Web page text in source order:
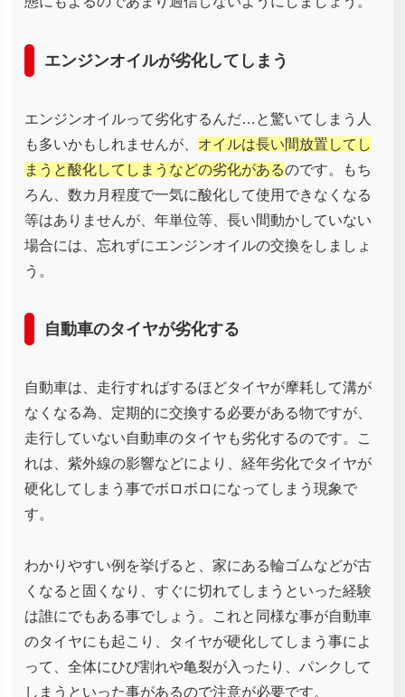
エンジンオイルが劣化してしまう
エンジンオイルって劣化するんだ…と驚いてしまう人
も多いかもしれませんが、 オイルは長い間放置してし
まうと酸化してしまうなどの劣化があるのです。もち
ろん、数カ月程度で一気に酸化して使用できなくなる
等はありませんが、年単位等、長い間動かしていない
場合には、忘れずにエンジンオイルの交換をしましょ
う。
自動車のタイヤが劣化する
自動車は、走行すればするほどタイヤが摩耗して溝が
なくなる為、定期的に交換する必要がある物ですが、
走行していない自動車のタイヤも劣化するのです。こ
れは、紫外線の影響などにより、経年劣化でタイヤが
硬化してしまう事でボロボロになってしまう現象で
す。
わかりやすい例を挙げると、家にある輪ゴムなどが古
くなると固くなり、すぐに切れてしまうといった経験
は誰にでもある事でしょう。これと同様な事が自動車
のタイヤにも起こり、タイヤが硬化してしまう事によ
って、全体にひび割れや亀裂が入ったり、パンクして
しまうといった事があるので注意が必要です。